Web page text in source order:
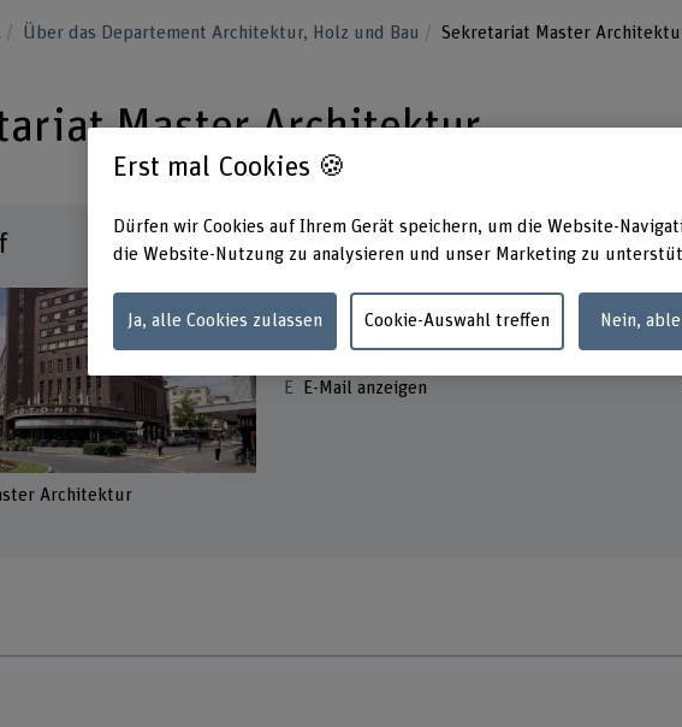
Über das Departement Architektur, Holz und Bau Sekretariat Master
Master Architektur
Architektur
+41 34 426 41 01
E-Mail anzeigen
Erst mal Cookies 🍪
Dürfen wir Cookies auf Ihrem Gerät speichern, um die Website-
die Website-Nutzung zu analysieren und unser Marketing zu
Ja, alle Cookies zulassen Cookie-Auswahl treffen Nein,